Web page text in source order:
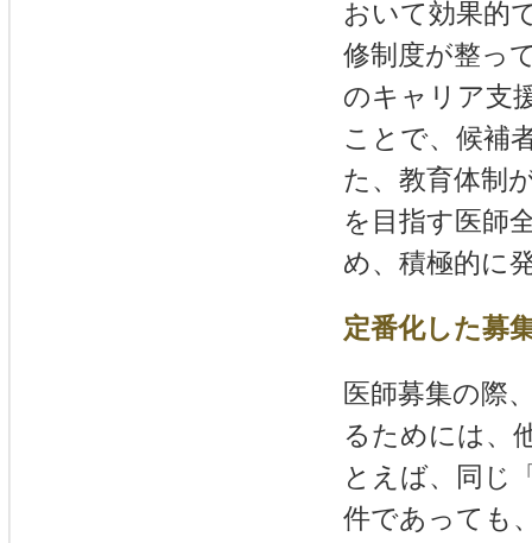
おいて効果的
修制度が整っ
のキャリア支
ことで、候補
た、教育体制
を目指す医師
め、積極的に
定番化した募
医師募集の際
るためには、
とえば、同じ
件であっても